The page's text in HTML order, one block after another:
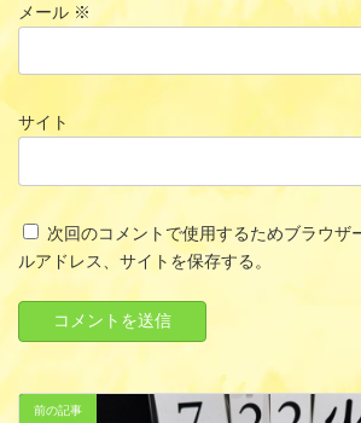
メール ※
サイト
次回のコメントで使用するためブラウザ
ルアドレス、サイトを保存する。
前の記事